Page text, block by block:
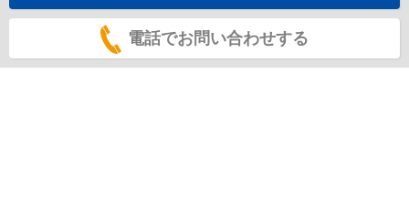
電話でお問い合わせする